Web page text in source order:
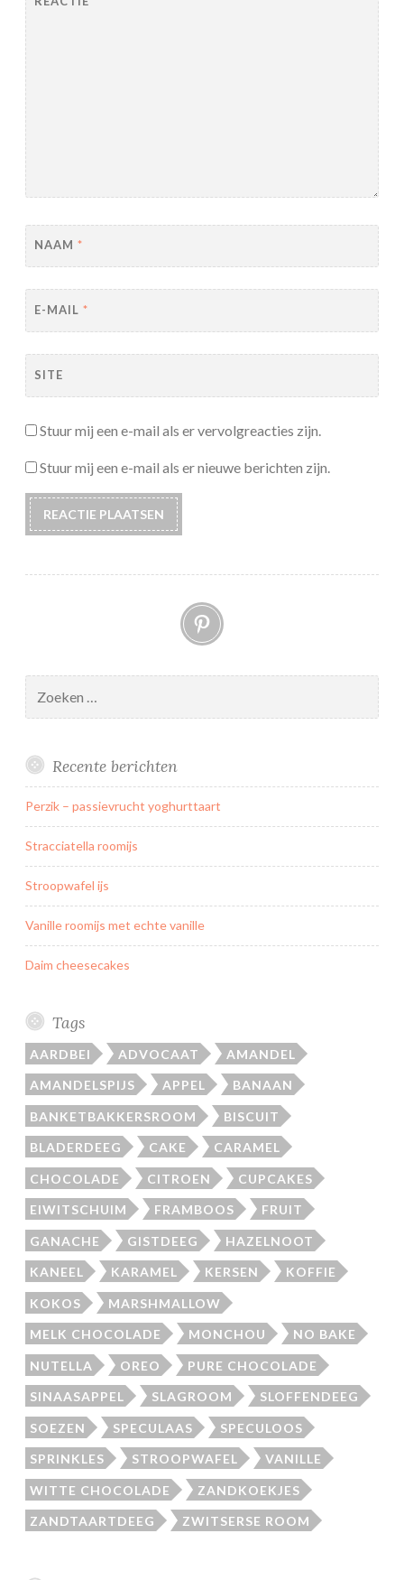
NAAM *
E-MAIL *
SITE
Stuur mij een e-mail als er vervolgreacties zijn.
Stuur mij een e-mail als er nieuwe berichten zijn.
Pinterest
naar:
Recente berichten
Perzik – passievrucht yoghurttaart
Stracciatella roomijs
Stroopwafel ijs
Vanille roomijs met echte vanille
Daim cheesecakes
Tags
AARDBEI ADVOCAAT AMANDEL
AMANDELSPIJS APPEL BANAAN
BANKETBAKKERSROOM BISCUIT
BLADERDEEG CAKE CARAMEL
CHOCOLADE CITROEN CUPCAKES
EIWITSCHUIM FRAMBOOS FRUIT
GANACHE GISTDEEG HAZELNOOT
KANEEL KARAMEL KERSEN KOFFIE
KOKOS MARSHMALLOW
MELK CHOCOLADE MONCHOU NO BAKE
NUTELLA OREO PURE CHOCOLADE
SINAASAPPEL SLAGROOM SLOFFENDEEG
SOEZEN SPECULAAS SPECULOOS
SPRINKLES STROOPWAFEL VANILLE
WITTE CHOCOLADE ZANDKOEKJES
ZANDTAARTDEEG ZWITSERSE ROOM